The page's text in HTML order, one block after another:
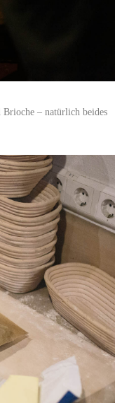
Brioche – natürlich beides